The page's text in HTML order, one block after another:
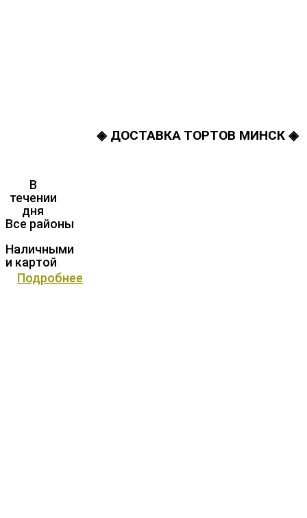
◈ ДОСТАВКА ТОРТОВ МИНСК ◈
В
течении
дня
Все районы
Наличными
и картой
Подробнее